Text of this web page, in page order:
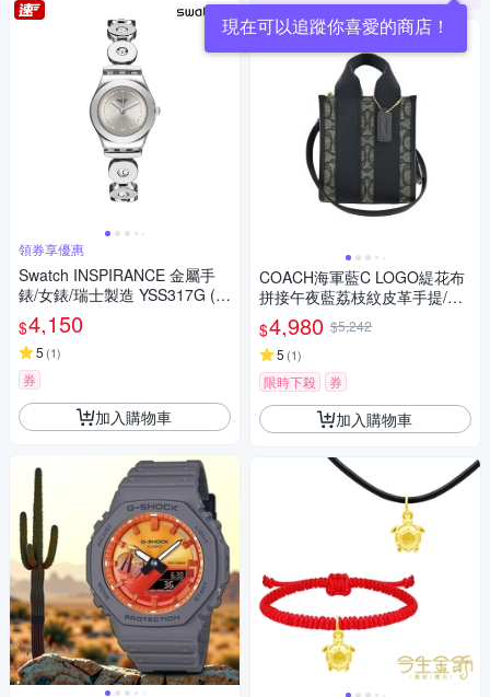
領券享優惠
Swatch INSPIRANCE 金屬手
錶/女錶/瑞士製造 YSS317G (2
5mm)
$4,150
5 (1)
券
加入購物車
現在可以追蹤你喜愛的商店！
COACH海軍藍C LOGO緹花布
拼接午夜藍荔枝紋皮革手提/斜
背迷你琴譜托特包
$4,980 $5,242
5 (1)
限時下殺 券
加入購物車